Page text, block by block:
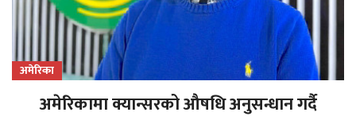
अमेरिका
अमेरिकामा क्यान्सरको औषधि अनुसन्धान गर्दै